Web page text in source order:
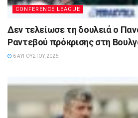
CONFERENCE LEAGUE
Δεν τελείωσε τη δουλειά ο
Ραντεβού πρόκρισης στη
6 ΑΥΓΟΎΣΤΟΥ, 2026